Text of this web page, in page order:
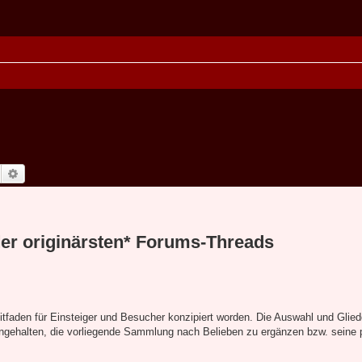
Suche
originärsten* Forums-Threads
für Einsteiger und Besucher konzipiert worden. Die Auswahl und
die vorliegende Sammlung nach Belieben zu ergänzen bzw. seine